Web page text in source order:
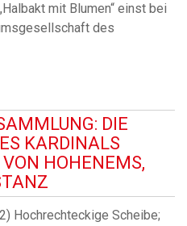
mit Blumen“ einst bei
des
DIE
KARDINALS
HOHENEMS,
Hochrechteckige Scheibe;